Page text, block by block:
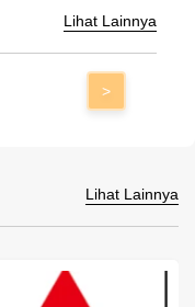
Lihat Lainnya
>
Lihat Lainnya